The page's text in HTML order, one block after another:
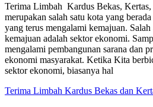
Terima Limbah Kardus Bekas,
merupakan salah satu kota yang
yang terus mengalami kemajuan.
kemajuan adalah sektor ekonomi.
mengalami pembangunan sarana dan
ekonomi masyarakat. Ketika Kita
sektor ekonomi, biasanya hal
Terima Limbah Kardus Bekas dan